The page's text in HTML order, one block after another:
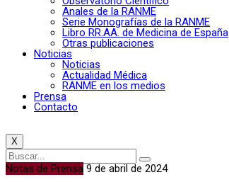
Anales de la RANME
Serie Monografías de la RANME
Libro RR.AA. de Medicina de España
Otras publicaciones
Noticias
Noticias
Actualidad Médica
RANME en los medios
Prensa
Contacto
X
Notas de Prensa 9 de abril de 2024